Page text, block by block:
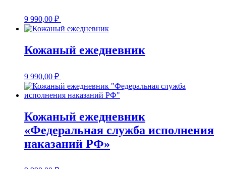
9 990,00 ₽
Кожаный ежедневник
9 990,00 ₽
Кожаный ежедневник
«Федеральная служба исполнения
наказаний РФ»